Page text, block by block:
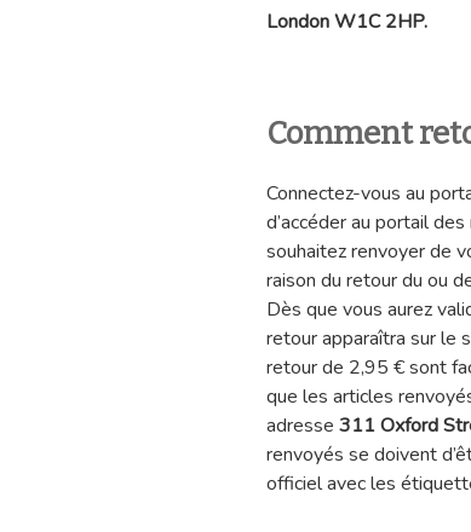
London W1C 2HP.
Comment
Connectez-vous au
d’accéder au portail
souhaitez renvoyer de
raison du retour du ou
Dès que vous aurez
retour apparaîtra sur le
retour de 2,95 € sont
que les articles
adresse 311 Oxford
renvoyés se doivent
officiel avec les